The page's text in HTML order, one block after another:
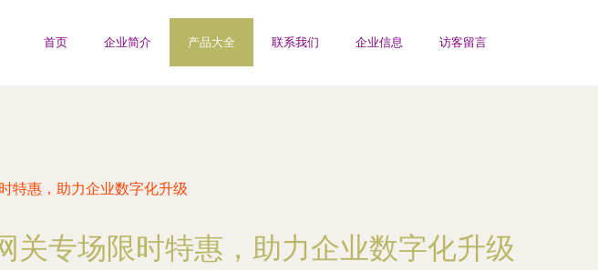
首页 企业简介 产品大全 联系我们 企业信息 访客留言
特惠，助力企业数字化升级
关专场限时特惠，助力企业数字化升级